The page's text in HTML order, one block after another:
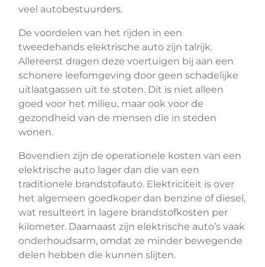
veel autobestuurders.
De voordelen van het rijden in een
tweedehands elektrische auto zijn talrijk.
Allereerst dragen deze voertuigen bij aan een
schonere leefomgeving door geen schadelijke
uitlaatgassen uit te stoten. Dit is niet alleen
goed voor het milieu, maar ook voor de
gezondheid van de mensen die in steden
wonen.
Bovendien zijn de operationele kosten van een
elektrische auto lager dan die van een
traditionele brandstofauto. Elektriciteit is over
het algemeen goedkoper dan benzine of diesel,
wat resulteert in lagere brandstofkosten per
kilometer. Daarnaast zijn elektrische auto’s vaak
onderhoudsarm, omdat ze minder bewegende
delen hebben die kunnen slijten.